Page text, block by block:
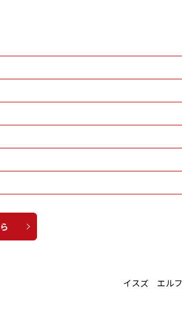
イスズ エルフ